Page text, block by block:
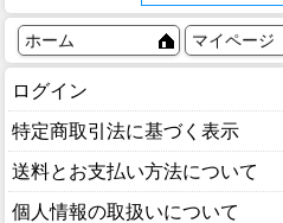
ホーム マイページ
ログイン
特定商取引法に基づく表示
送料とお支払い方法について
個人情報の取扱いについて